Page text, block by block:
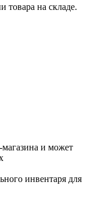
товара на складе.
магазина и может
инвентаря для